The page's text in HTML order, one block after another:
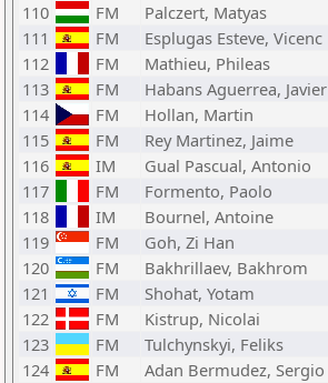
110
FM Palczert, Matyas
111
FM Esplugas Esteve, Vicenc
112
FM Mathieu, Phileas
113
FM Habans Aguerrea, Javier
114
FM Hollan, Martin
115
FM Rey Martinez, Jaime
116
IM Gual Pascual, Antonio
117
FM Formento, Paolo
118
IM Bournel, Antoine
119
FM Goh, Zi Han
120
FM Bakhrillaev, Bakhrom
121
FM Shohat, Yotam
122
FM Kistrup, Nicolai
123
FM Tulchynskyi, Feliks
124
FM Adan Bermudez, Sergio